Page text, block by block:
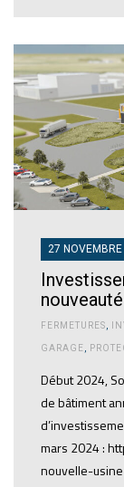
27
FERMETURES,
GARAGE,
Début 2024,
de bâtiment
mars 2024 :
nouvelle-